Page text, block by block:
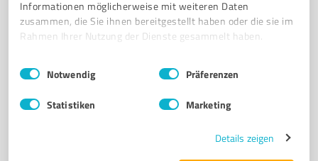
Informationen möglicherweise mit weiteren Daten
zusammen, die Sie ihnen bereitgestellt haben oder die sie im
Rahmen Ihrer Nutzung der Dienste gesammelt haben.
Impressum Datenschutzbestimmungen
Einwilligungsauswahl
Notwendig Präferenzen
Statistiken Marketing
Details zeigen
KONZENTRATION PFERD TRAINING REHABILITATION PFERD
GESUNDES REITEN LERNEN BEWEGUNGSANALYSE PFERD
KOMMUNIKATION MENSCH PFERD PFERDE COACHING
PFERD RICHTIG TRAINIEREN SPORTPFERD TRAINING